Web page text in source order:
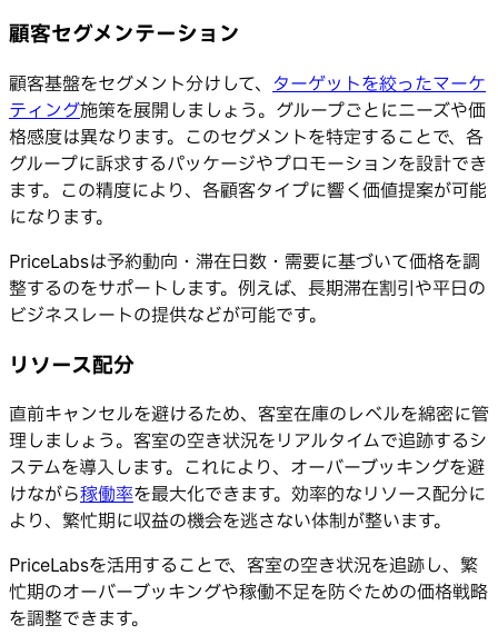
顧客セグメンテーション
顧客基盤をセグメント分けして、 ターゲットを絞ったマーケ
ティング施策を展開しましょう。グループごとにニーズや価
格感度は異なります。このセグメントを特定することで、各
グループに訴求するパッケージやプロモーションを設計でき
ます。この精度により、各顧客タイプに響く価値提案が可能
になります。
PriceLabsは予約動向・滞在日数・需要に基づいて価格を調
整するのをサポートします。例えば、長期滞在割引や平日の
ビジネスレートの提供などが可能です。
リソース配分
直前キャンセルを避けるため、客室在庫のレベルを綿密に管
理しましょう。客室の空き状況をリアルタイムで追跡するシ
ステムを導入します。これにより、オーバーブッキングを避
けながら稼働率を最大化できます。効率的なリソース配分に
より、繁忙期に収益の機会を逃さない体制が整います。
PriceLabsを活用することで、客室の空き状況を追跡し、繁
忙期のオーバーブッキングや稼働不足を防ぐための価格戦略
を調整できます。